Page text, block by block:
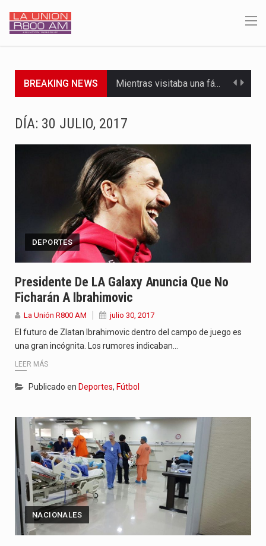
BREAKING NEWS Mientras visitaba una fábrica de armamentos en San Paulo, el…
“La situación no está tan mala en el Ministerio de…
Hace casi dos meses que Rivas dejó el Senado y,…
DÍA: 30 JULIO, 2017
DEPORTES
Presidente De LA Galaxy Anuncia Que No
Ficharán A Ibrahimovic
La Unión R800 AM julio 30, 2017
El futuro de Zlatan Ibrahimovic dentro del campo de juego es
una gran incógnita. Los rumores indicaban…
LEER MÁS
Publicado en Deportes, Fútbol
NACIONALES